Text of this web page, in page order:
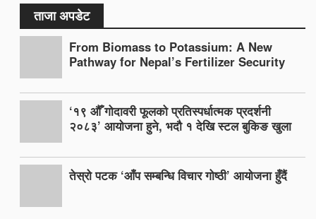
ताजा अपडेट
From Biomass to Potassium: A New
Pathway for Nepal’s Fertilizer Security
‘१९ औँ गोदावरी फूलको प्रतिस्पर्धात्मक प्रदर्शनी
२०८३’ आयोजना हुने, भदौ १ देखि स्टल बुकिङ खुला
तेस्रो पटक ‘आँप सम्बन्धि विचार गोष्ठी’ आयोजना हुँदैं